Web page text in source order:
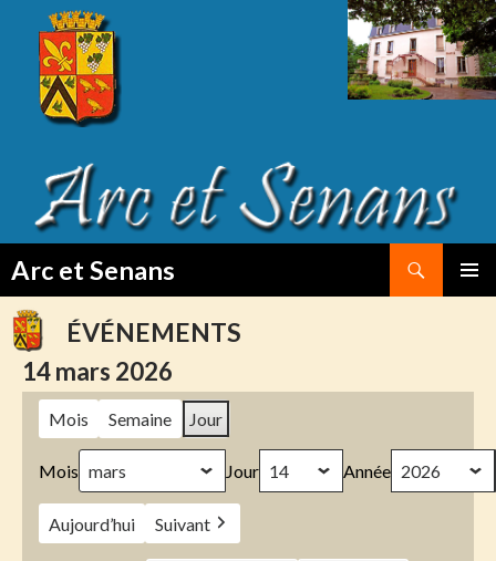
Arc et Senans
TO
CONTENTÉVÉNEMENTS
14 mars 2026
Mois Semaine Jour
Mois Jour Année
Aujourd’hui Suivant